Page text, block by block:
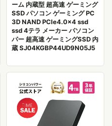
ーム 内蔵型 超高速 ゲーミング
SSD パソコン ゲーミング PC
3D NAND PCIe4.0×4 ssd
ssd 4テラ メーカー パソコン
パー 超高速 ゲーミングSSD 内
蔵 SJ04KGBP44UD9N05J5